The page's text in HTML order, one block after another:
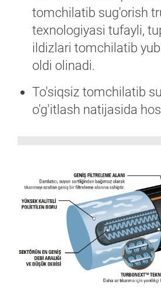
tomchilatib sug'orish
texnologiyasi tufayli,
ildizlari tomchilatib
oldi olinadi.
To'siqsiz tomchilatib
o'g'itlash natijasida